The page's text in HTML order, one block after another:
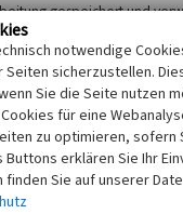
gespeichert und
diese entsprechend der
Datenschutzgesetzes
Europäischen
behandelt, beachten Sie
notwendige
sicherzustellen.
Sie die Seite nutzen
für eine
zu optimieren, sofern
erklären Sie Ihr
Sie auf unserer